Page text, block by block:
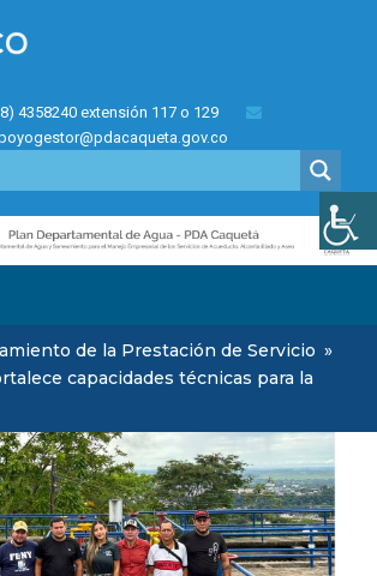
4358240 extensión 117 o 129
de la Prestación de Servicio »
capacidades técnicas para la